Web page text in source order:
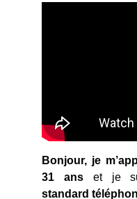
Bonjour, je
31 anset je
standard